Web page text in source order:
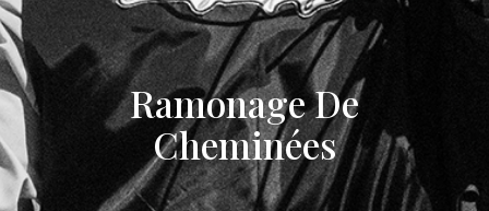
Ramonage De
Cheminées